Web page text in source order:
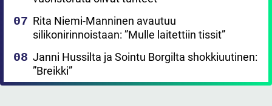
Rita Niemi-Manninen avautuu
silikonirinnoistaan: ”Mulle laitettiin tissit”
Janni Hussilta ja Sointu Borgilta shokkiuutinen:
”Breikki”